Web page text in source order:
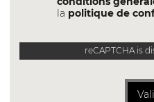
la politique de
reCAPTCHA is